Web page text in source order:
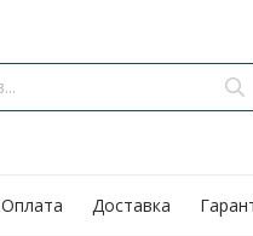
Оплата Доставка